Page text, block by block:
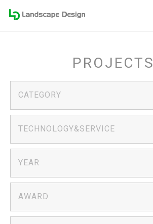
PROJECTS
CATEGORY
TECHNOLOGY&SERVICE
YEAR
AWARD